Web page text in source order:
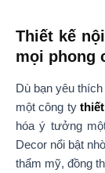
Thiết kế
mọi phong
Dù bạn yêu
một công ty
hóa ý tưởng
Decor nổi bật
thẩm mỹ, đồng